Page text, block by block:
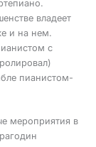
владеет
и на нем.
с
пианистом-
мероприятия в